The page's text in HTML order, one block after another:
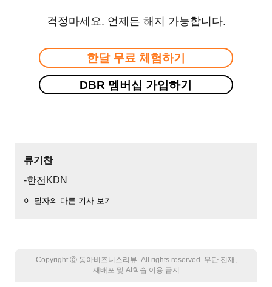
걱정마세요. 언제든 해지 가능합니다.
한달 무료 체험하기
DBR 멤버십 가입하기
류기찬
-한전KDN
이 필자의 다른 기사 보기
Copyright Ⓒ 동아비즈니스리뷰. All rights reserved. 무단 전재,
재배포 및 AI학습 이용 금지